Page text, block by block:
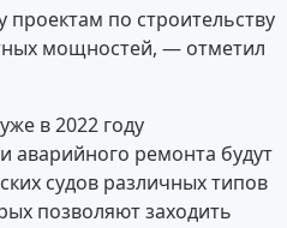
по строительству
мощностей, — отметил
в 2022 году
аварийного ремонта будут
судов различных типов
позволяют заходить